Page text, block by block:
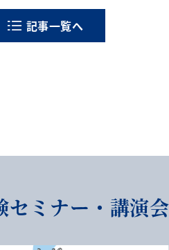
記事一覧へ
セミナー・講演会